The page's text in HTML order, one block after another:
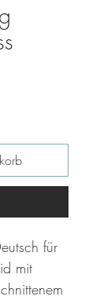
für
mit